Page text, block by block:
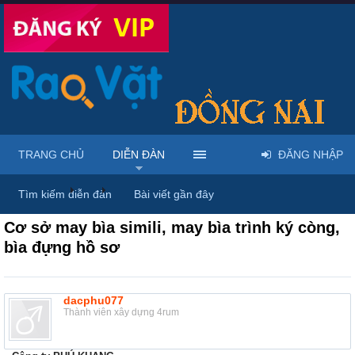
Diễn đàn ... Rao vặt tổng hợp - Uy tín - Miễn phí
Cơ sở may bìa simili, may bìa trình ký còng,
bìa đựng hồ sơ
dacphu077
Thành viên xây dựng 4rum
TRANG CHỦ DIỄN ĐÀN
Tìm kiếm diễn đàn Bài viết gần đây
ĐĂNG NHẬP